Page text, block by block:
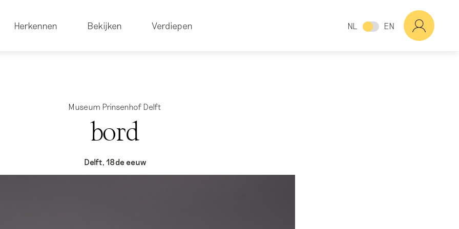
Herkennen Bekijken Verdiepen NL EN
Museum Prinsenhof Delft
bord
Delft, 18de eeuw